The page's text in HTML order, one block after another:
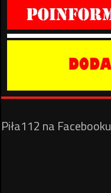
Piła112 na Facebooku